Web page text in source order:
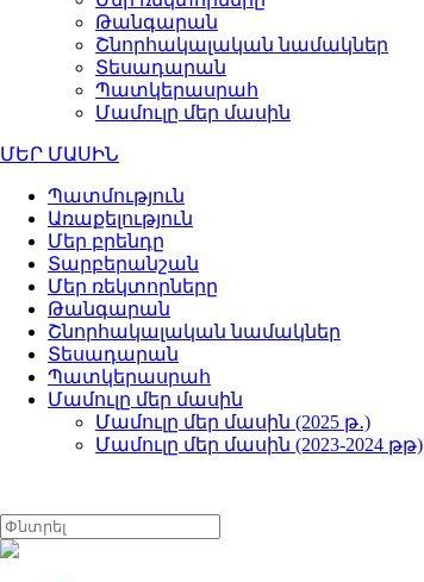
Թանգարան
Շնորհակալական նամակներ
Տեսադարան
Պատկերասրահ
Մամուլը մեր մասին
ՄԵՐ ՄԱՍԻՆ
Պատմություն
Առաքելություն
Մեր բրենդը
Տարբերանշան
Մեր ռեկտորները
Թանգարան
Շնորհակալական նամակներ
Տեսադարան
Պատկերասրահ
Մամուլը մեր մասին
Մամուլը մեր մասին (2025 թ․)
Մամուլը մեր մասին (2023-2024 թթ)